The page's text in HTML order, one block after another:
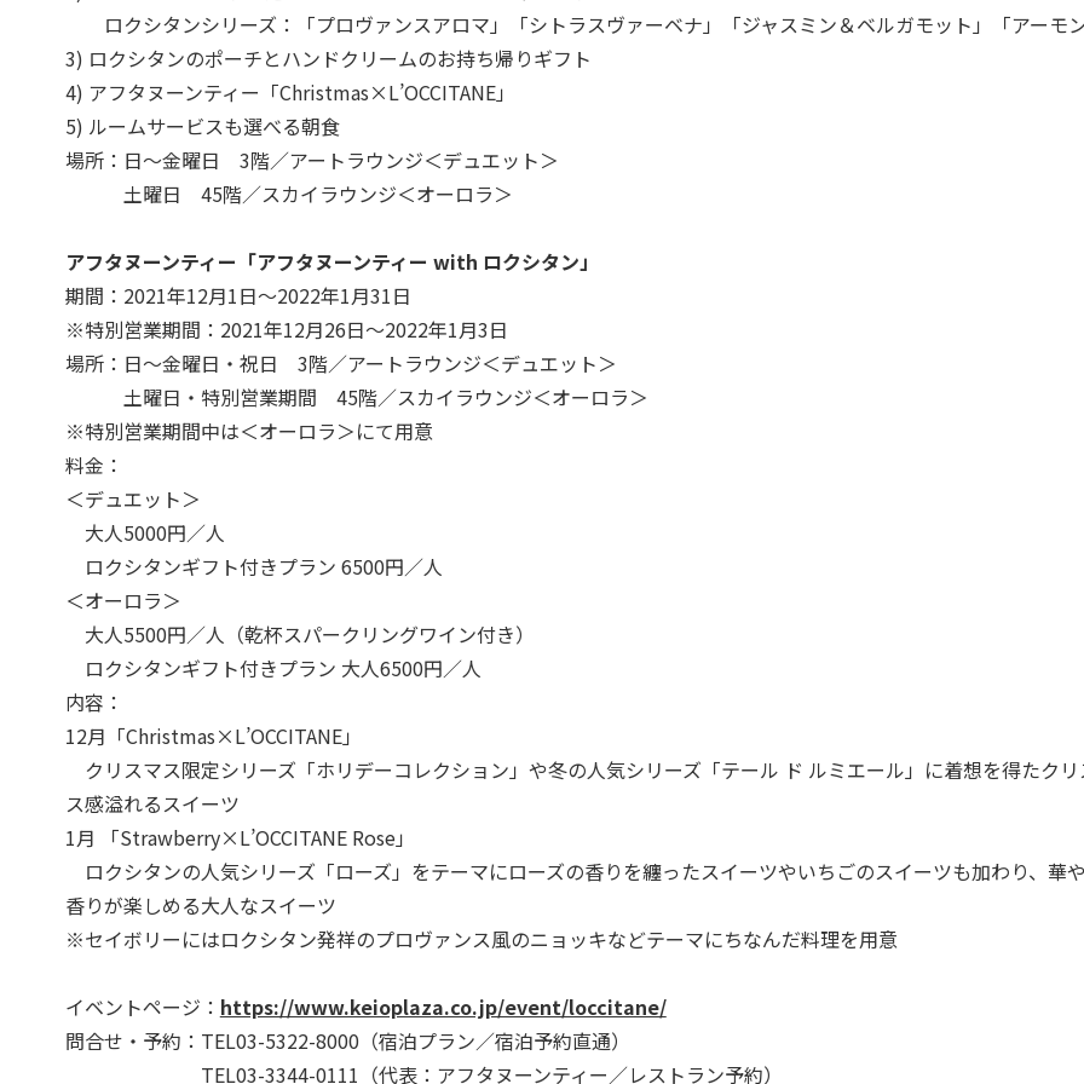
ロクシタンシリーズ：「プロヴァンスアロマ」「シトラスヴァーベナ」「ジャスミン＆ベルガモット」「アーモ
3) ロクシタンのポーチとハンドクリームのお持ち帰りギフト
4) アフタヌーンティー「Christmas×L’OCCITANE」
5) ルームサービスも選べる朝食
場所：日～金曜日 3階／アートラウンジ＜デュエット＞
土曜日 45階／スカイラウンジ＜オーロラ＞
アフタヌーンティー「アフタヌーンティー with ロクシタン」
期間：2021年12月1日～2022年1月31日
※特別営業期間：2021年12月26日～2022年1月3日
場所：日～金曜日・祝日 3階／アートラウンジ＜デュエット＞
土曜日・特別営業期間 45階／スカイラウンジ＜オーロラ＞
※特別営業期間中は＜オーロラ＞にて用意
料金：
＜デュエット＞
大人5000円／人
ロクシタンギフト付きプラン 6500円／人
＜オーロラ＞
大人5500円／人（乾杯スパークリングワイン付き）
ロクシタンギフト付きプラン 大人6500円／人
内容：
12月「Christmas×L’OCCITANE」
クリスマス限定シリーズ「ホリデーコレクション」や冬の人気シリーズ「テール ド ルミエール」に着想を得たク
ス感溢れるスイーツ
1月 「Strawberry×L’OCCITANE Rose」
ロクシタンの人気シリーズ「ローズ」をテーマにローズの香りを纏ったスイーツやいちごのスイーツも加わり、華
香りが楽しめる大人なスイーツ
※セイボリーにはロクシタン発祥のプロヴァンス風のニョッキなどテーマにちなんだ料理を用意
イベントページ： https://www.keioplaza.co.jp/event/loccitane/
問合せ・予約：TEL03-5322-8000（宿泊プラン／宿泊予約直通）
TEL03-3344-0111（代表：アフタヌーンティー／レストラン予約）